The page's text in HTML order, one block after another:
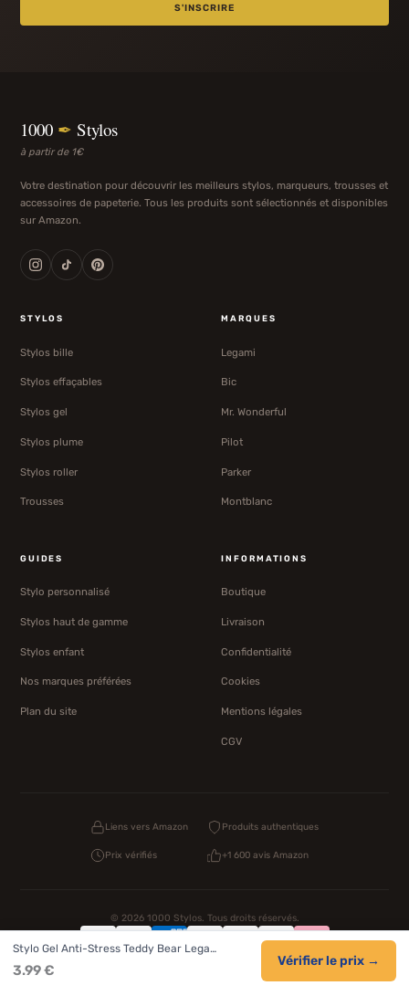
S'INSCRIRE
1000 ✒ Stylos
à partir de 1€
Votre destination pour découvrir les meilleurs stylos, marqueurs, trousses et
accessoires de papeterie. Tous les produits sont sélectionnés et disponibles
sur Amazon.
STYLOS
Stylos bille
Stylos effaçables
Stylos gel
Stylos plume
Stylos roller
Trousses
MARQUES
Legami
Bic
Mr. Wonderful
Pilot
Parker
Montblanc
GUIDES
Stylo personnalisé
Stylos haut de gamme
Stylos enfant
Nos marques préférées
Plan du site
INFORMATIONS
Boutique
Livraison
Confidentialité
Cookies
Mentions légales
CGV
Liens vers Amazon Produits authentiques
Prix vérifiés +1 600 avis Amazon
© 2026 1000 Stylos. Tous droits réservés.
Confidentialité Livraison Cookies
Stylo Gel Anti-Stress Teddy Bear Lega…
3.99 €
Vérifier le prix →